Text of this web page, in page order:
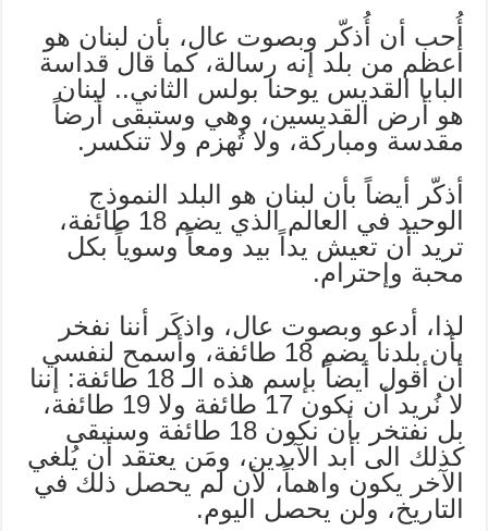
أُحب أن أُذكّر وبصوت عال، بأن لبنان هو
أعظم من بلد إنه رسالة، كما قال قداسة
البابا القديس يوحنا بولس الثاني.. لبنان
هو أرض القديسين، وهي وستبقى أرضاً
مقدسة ومباركة، ولا تُهزم ولا تنكسر.
أذكّر أيضاً بأن لبنان هو البلد النموذج
الوحيد في العالم الذي يضم 18 طائفة،
تريد أن تعيش يداً بيد ومعاً وسوياً بكل
محبة وإحترام.
لذا، أدعو وبصوت عال، واذكَر أننا نفخر
بأن بلدنا يضم 18 طائفة، وأسمح لنفسي
أن أقول أيضاً بإسم هذه الـ 18 طائفة: إننا
لا نُريد أن نكون 17 طائفة ولا 19 طائفة،
بل نفتخر بأن نكون 18 طائفة وسنبقى
كذلك الى أبد الآبدين، ومَن يعتقد أن يُلغي
الآخر يكون واهماً، لأن لم يحصل ذلك في
التاريخ، ولن يحصل اليوم.